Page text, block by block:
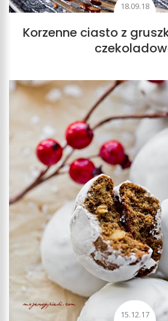
18.09.18
Korzenne ciasto z
15.12.17